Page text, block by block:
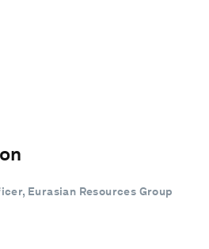
Eurasian Resources Group